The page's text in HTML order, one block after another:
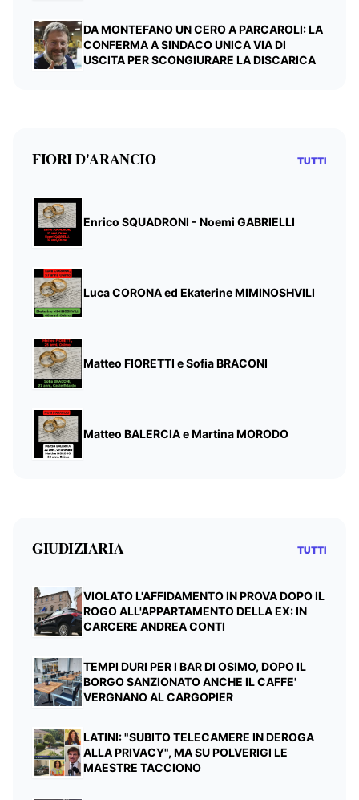
DA MONTEFANO UN CERO A PARCAROLI: LA
CONFERMA A SINDACO UNICA VIA DI
USCITA PER SCONGIURARE LA DISCARICA
FIORI D'ARANCIO TUTTI
Enrico SQUADRONI - Noemi GABRIELLI
Luca CORONA ed Ekaterine MIMINOSHVILI
Matteo FIORETTI e Sofia BRACONI
Matteo BALERCIA e Martina MORODO
GIUDIZIARIA TUTTI
VIOLATO L'AFFIDAMENTO IN PROVA DOPO IL
ROGO ALL'APPARTAMENTO DELLA EX: IN
CARCERE ANDREA CONTI
TEMPI DURI PER I BAR DI OSIMO, DOPO IL
BORGO SANZIONATO ANCHE IL CAFFE'
VERGNANO AL CARGOPIER
LATINI: "SUBITO TELECAMERE IN DEROGA
ALLA PRIVACY", MA SU POLVERIGI LE
MAESTRE TACCIONO